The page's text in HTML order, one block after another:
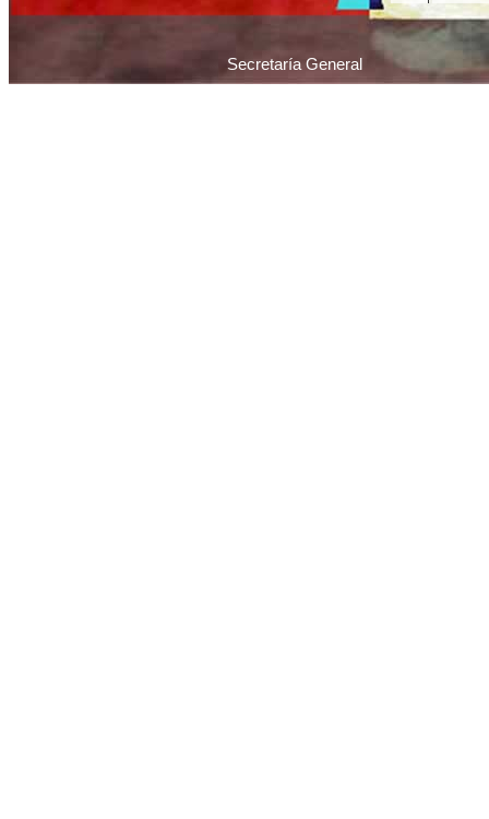
Secretaría General